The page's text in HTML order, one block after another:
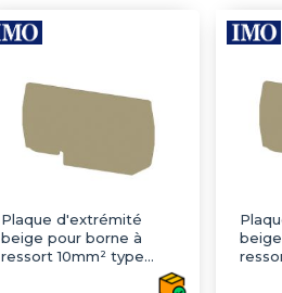
Plaque d'extrémité
beige pour borne à
ressort 10mm² type